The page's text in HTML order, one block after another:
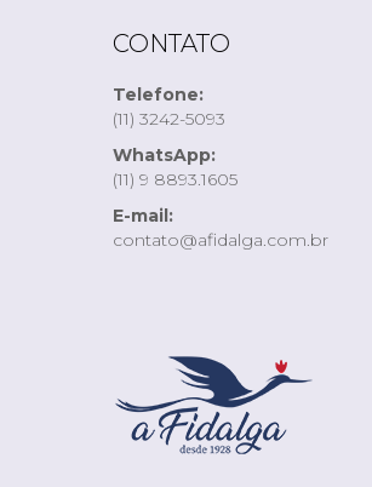
CONTATO
Telefone:
(11) 3242-5093
WhatsApp:
(11) 9 8893.1605
E-mail:
contato@afidalga.com.br